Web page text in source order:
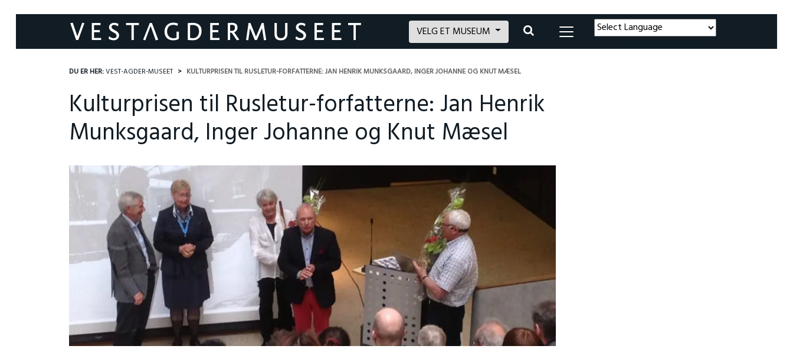
VELG ET MUSEUM
DU ER HER:VEST-AGDER-MUSEET KULTURPRISEN TIL RUSLETUR-FORFATTERNE: JAN HENRIK MUNKSGAARD, INGER JOHANNE OG KNUT MÆSEL
Kulturprisen til Rusletur-forfatterne: Jan Henrik
Munksgaard, Inger Johanne og Knut Mæsel